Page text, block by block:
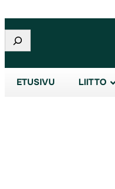
sisältöön
Etsi
ETUSIVU LIITTO